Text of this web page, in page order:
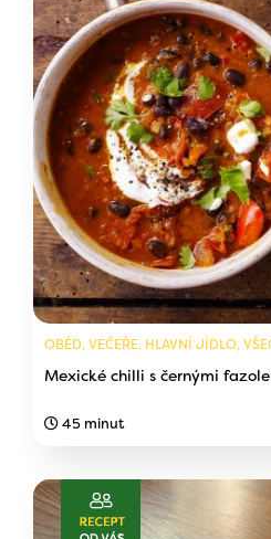
OBĚD, VEČEŘE, HLAVNÍ JÍDLO,
Mexické chilli s černými
45 minut